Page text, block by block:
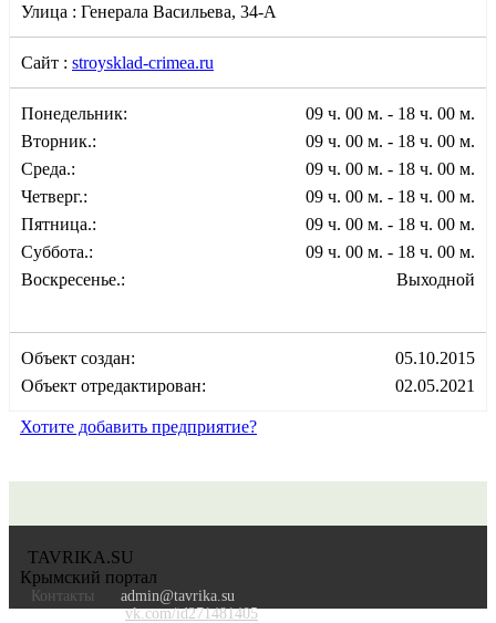
Улица : Генерала Васильева, 34-А
Сайт : stroysklad-crimea.ru
Понедельник:
09 ч. 00 м. - 18 ч. 00 м.
Вторник.:
09 ч. 00 м. - 18 ч. 00 м.
Среда.:
09 ч. 00 м. - 18 ч. 00 м.
Четверг.:
09 ч. 00 м. - 18 ч. 00 м.
Пятница.:
09 ч. 00 м. - 18 ч. 00 м.
Суббота.:
09 ч. 00 м. - 18 ч. 00 м.
Воскресенье.:
Выходной
Объект создан:
05.10.2015
Объект отредактирован:
02.05.2021
Хотите добавить предприятие?
TAVRIKA.SU
Крымский портал
Контакты
admin@tavrika.su
vk.com/id271481405